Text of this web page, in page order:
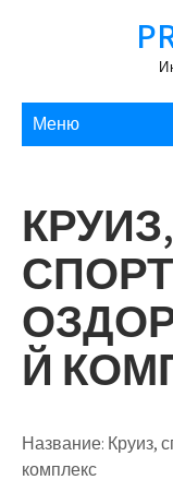
Меню
КРУИЗ,
Й
Название: Круиз,
комплекс